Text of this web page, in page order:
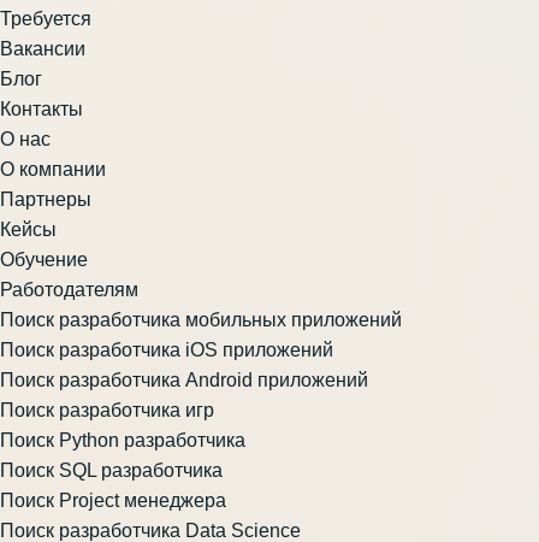
Требуется
Вакансии
Блог
Контакты
О нас
О компании
Партнеры
Кейсы
Обучение
Работодателям
Поиск разработчика мобильных приложений
Поиск разработчика iOS приложений
Поиск разработчика Android приложений
Поиск разработчика игр
Поиск Python разработчика
Поиск SQL разработчика
Поиск Project менеджера
Поиск разработчика Data Science